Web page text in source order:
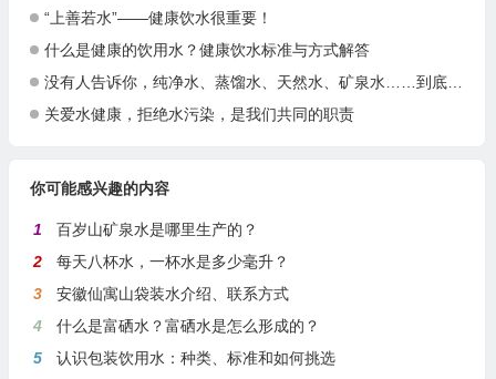
“上善若水”——健康饮水很重要！
什么是健康的饮用水？健康饮水标准与方式解答
没有人告诉你，纯净水、蒸馏水、天然水、矿泉水……到底该喝哪个水？
关爱水健康，拒绝水污染，是我们共同的职责
你可能感兴趣的内容
1
百岁山矿泉水是哪里生产的？
2
每天八杯水，一杯水是多少毫升？
3
安徽仙寓山袋装水介绍、联系方式
4
什么是富硒水？富硒水是怎么形成的？
5
认识包装饮用水：种类、标准和如何挑选